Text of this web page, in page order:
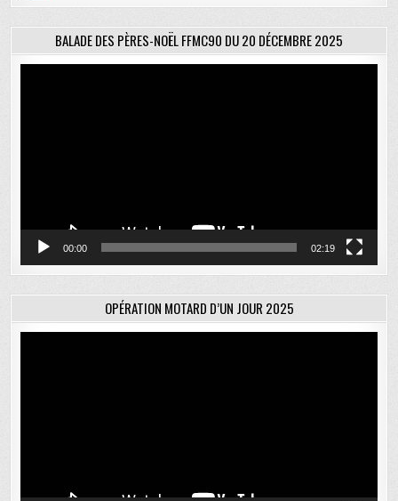
BALADE DES PÈRES-NOËL FFMC90 DU 20 DÉCEMBRE 2025
00:00 02:19
OPÉRATION MOTARD D’UN JOUR 2025